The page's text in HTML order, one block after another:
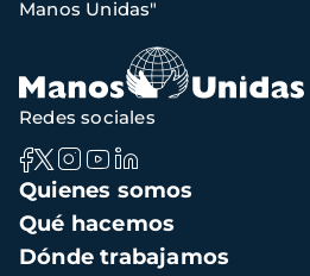
Manos Unidas"
Navegación
principal
Quienes somos
Qué hacemos
Dónde trabajamos
Redes sociales